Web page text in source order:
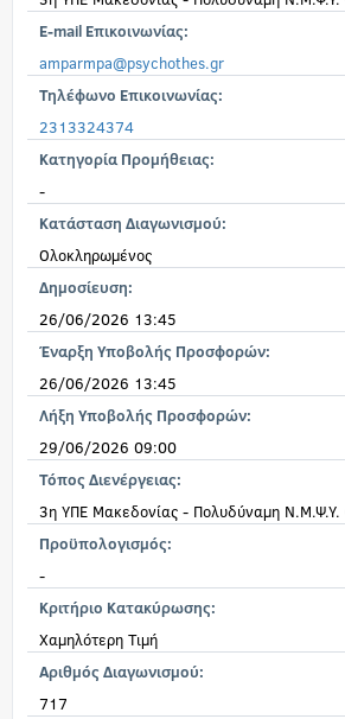
E-mail Επικοινωνίας:
amparmpa@psychothes.gr
Τηλέφωνο Επικοινωνίας:
2313324374
Κατηγορία Προμήθειας:
-
Κατάσταση Διαγωνισμού:
Ολοκληρωμένος
Δημοσίευση:
26/06/2026 13:45
Έναρξη Υποβολής Προσφορών:
26/06/2026 13:45
Λήξη Υποβολής Προσφορών:
29/06/2026 09:00
Τόπος Διενέργειας:
3η ΥΠΕ Μακεδονίας - Πολυδύναμη Ν.Μ.Ψ.Υ.
Προϋπολογισμός:
-
Κριτήριο Κατακύρωσης:
Χαμηλότερη Τιμή
Αριθμός Διαγωνισμού:
717